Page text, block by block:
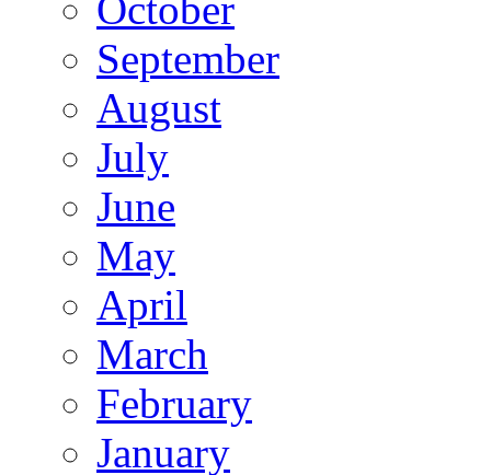
September
August
July
June
May
April
March
February
January